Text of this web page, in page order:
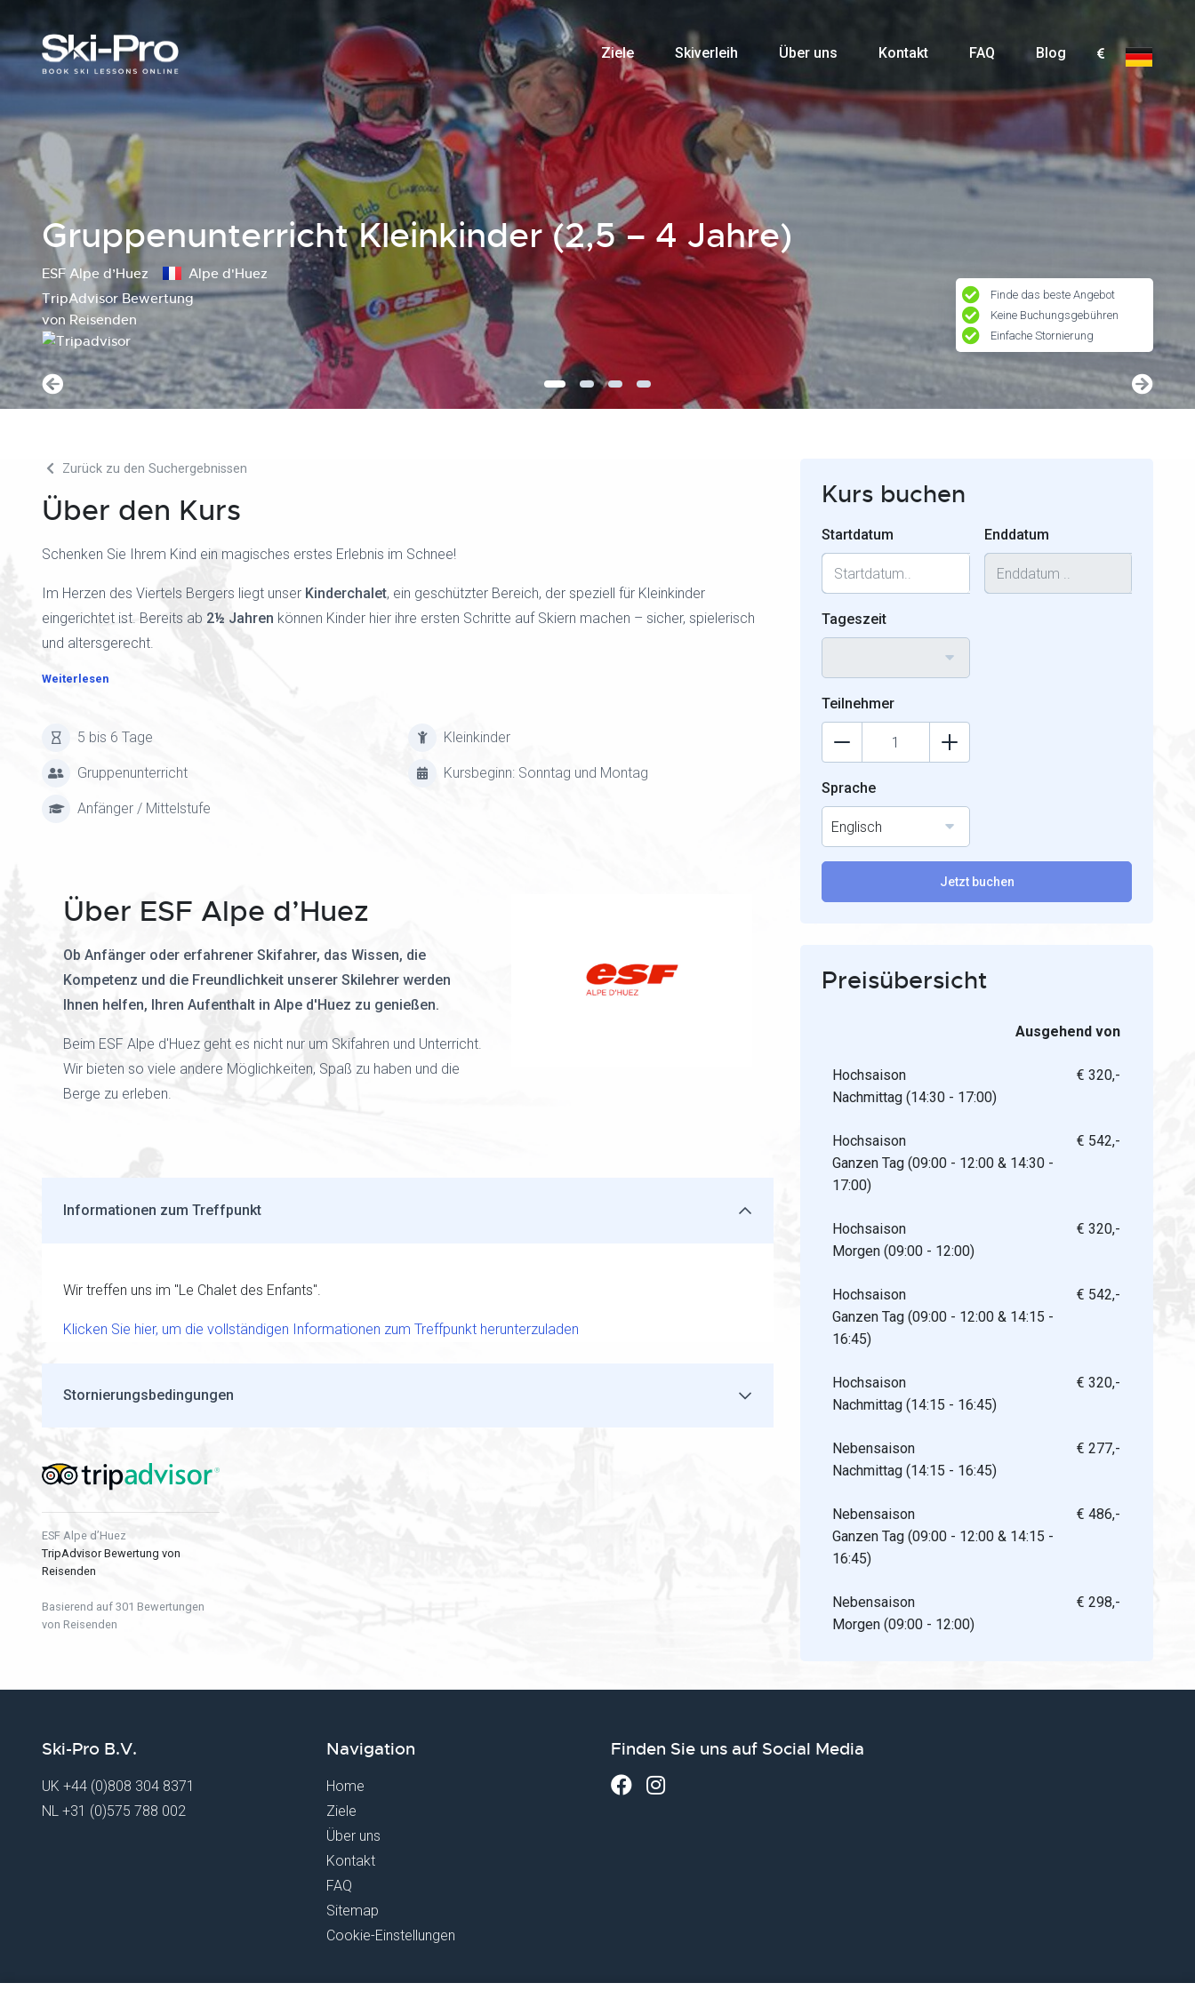
Ziele Skiverleih Über uns Kontakt FAQ Blog
Gruppenunterricht Kleinkinder (2,5 – 4 Jahre)
ESF Alpe d’Huez
Alpe d'Huez
TripAdvisor Bewertung
von Reisenden
Finde das beste Angebot
Keine Buchungsgebühren
Einfache Stornierung
Zurück zu den Suchergebnissen
Über den Kurs
Schenken Sie Ihrem Kind ein magisches erstes Erlebnis im Schnee!
Im Herzen des Viertels Bergers liegt unser Kinderchalet, ein geschützter Bereich, der speziell für Kleinkinder
eingerichtet ist. Bereits ab 2½ Jahren können Kinder hier ihre ersten Schritte auf Skiern machen – sicher, spielerisch
und altersgerecht.
Weiterlesen
5 bis 6 Tage Kleinkinder
Gruppenunterricht Kursbeginn: Sonntag und Montag
Anfänger / Mittelstufe
Über ESF Alpe d’Huez
Ob Anfänger oder erfahrener Skifahrer, das Wissen, die
Kompetenz und die Freundlichkeit unserer Skilehrer werden
Ihnen helfen, Ihren Aufenthalt in Alpe d'Huez zu genießen.
Beim ESF Alpe d'Huez geht es nicht nur um Skifahren und Unterricht.
Wir bieten so viele andere Möglichkeiten, Spaß zu haben und die
Berge zu erleben.
Kurs buchen
Startdatum Enddatum
Tageszeit
Teilnehmer
Sprache
Englisch
Jetzt buchen
Preisübersicht
Ausgehend von
Hochsaison
Nachmittag (14:30 - 17:00)
€ 320,-
Hochsaison
Ganzen Tag (09:00 - 12:00 & 14:30 -
17:00)
€ 542,-
Hochsaison
Morgen (09:00 - 12:00)
€ 320,-
Hochsaison
Ganzen Tag (09:00 - 12:00 & 14:15 -
16:45)
€ 542,-
Hochsaison
Nachmittag (14:15 - 16:45)
€ 320,-
Nebensaison
Nachmittag (14:15 - 16:45)
€ 277,-
Nebensaison
Ganzen Tag (09:00 - 12:00 & 14:15 -
16:45)
€ 486,-
Nebensaison
Morgen (09:00 - 12:00)
€ 298,-
Informationen zum Treffpunkt
Wir treffen uns im "Le Chalet des Enfants".
Klicken Sie hier, um die vollständigen Informationen zum Treffpunkt herunterzuladen
Stornierungsbedingungen
ESF Alpe d’Huez
TripAdvisor Bewertung von
Reisenden
Basierend auf 301 Bewertungen
von Reisenden
Ski-Pro B.V.
UK +44 (0)808 304 8371
NL +31 (0)575 788 002
Navigation
Home
Ziele
Über uns
Kontakt
FAQ
Sitemap
Cookie-Einstellungen
Finden Sie uns auf Social Media